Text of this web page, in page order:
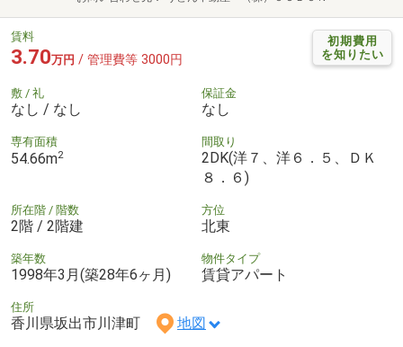
初期費用
を知りたい
賃料
3.70万円 / 管理費等 3000円
敷 / 礼
なし / なし
保証金
なし
専有面積
54.66m2
間取り
2DK(洋７、洋６．５、ＤＫ
８．６)
所在階 / 階数
2階 / 2階建
方位
北東
築年数
1998年3月(築28年6ヶ月)
物件タイプ
賃貸アパート
住所
香川県坂出市川津町 地図